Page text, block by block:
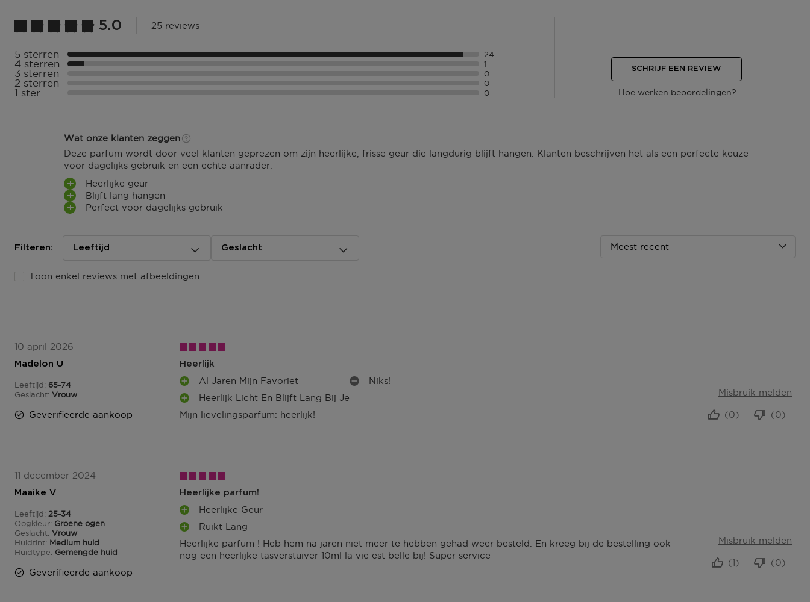
5.0 25 reviews
Hoe werken beoordelingen?
Selecteer ({numberOfReviews}} met 5 sterren
5 sterren
24
Selecteer ({numberOfReviews}} met 4 sterren
4 sterren
1
Selecteer ({numberOfReviews}} met 3 sterren
3 sterren
0
Selecteer ({numberOfReviews}} met 2 sterren
2 sterren
0
Selecteer ({numberOfReviews}} met 1 sterren
1 ster 0
SCHRIJF EEN REVIEW
Wat onze klanten zeggen
Deze parfum wordt door veel klanten geprezen om zijn heerlijke, frisse geur die langdurig blijft hangen. Klanten beschrijven het als een perfecte keuze
voor dagelijks gebruik en een echte aanrader.
Heerlijke geur
Blijft lang hangen
Perfect voor dagelijks gebruik
Filteren: Leeftijd Geslacht
Toon enkel reviews met afbeeldingen
Meest recent
10 april 2026
Heerlijk
Mijn lievelingsparfum: heerlijk!
P
L
U
T
E
N
Al Jaren Mijn Favoriet
P
L
P
N
E
N
Heerlijk Licht En Blijft Lang Bij Je
M
Niks!
Madelon U
Leeftijd
65 tot 7465-74
Geslacht Vrouw
Geverifieerde aankoop
Misbruik melden
(0)
(0)
11 december 2024
Heerlijke parfum!
Heerlijke parfum ! Heb hem na jaren niet meer te hebben gehad weer besteld. En kreeg bij de bestelling ook
nog een heerlijke tasverstuiver 10ml la vie est belle bij! Super service
P
L
U
T
Heerlijke Geur
P
L
U
Ruikt Lang
Maaike V
Leeftijd
25 tot 3425-34
Oogkleur Groene ogen
Geslacht Vrouw
Huidtint Medium huid
Huidtype
Gemengde huid
Geverifieerde aankoop
Misbruik melden
(0)
(1)